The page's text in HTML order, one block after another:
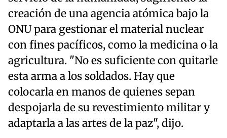
creación de una agencia atómica bajo la
ONU para gestionar el material nuclear
con fines pacíficos, como la medicina o la
agricultura. "No es suficiente con quitarle
esta arma a los soldados. Hay que
colocarla en manos de quienes sepan
despojarla de su revestimiento militar y
adaptarla a las artes de la paz", dijo.